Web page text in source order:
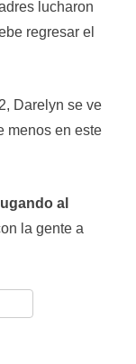
lucharon
regresar el
Darelyn se ve
menos en este
al
la gente a